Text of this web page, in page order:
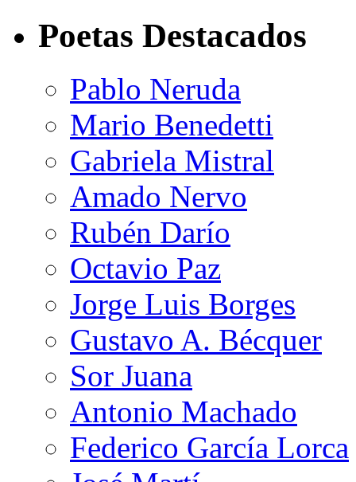
Poetas Destacados
Pablo Neruda
Mario Benedetti
Gabriela Mistral
Amado Nervo
Rubén Darío
Octavio Paz
Jorge Luis Borges
Gustavo A. Bécquer
Sor Juana
Antonio Machado
Federico García Lorca